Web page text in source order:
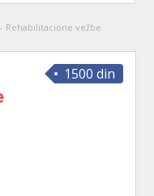
Rehabilitacione vežbe
1500 din